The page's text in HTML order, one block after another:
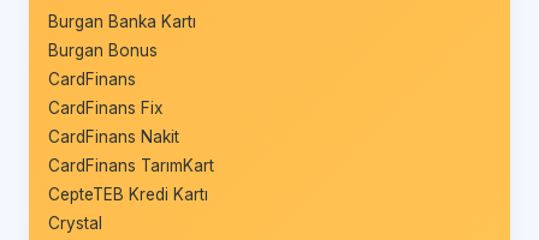
Burgan Banka Kartı
Burgan Bonus
CardFinans
CardFinans Fix
CardFinans Nakit
CardFinans TarımKart
CepteTEB Kredi Kartı
Crystal